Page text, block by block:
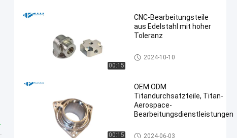
00:15
CNC-Bearbeitungsteile
aus Edelstahl mit hoher
Toleranz
Bearbeitungsdienstleistungen
Edelstahl CNC
2024-10-10
00:15
OEM ODM
Titandurchsatzteile, Titan-
Aerospace-
Bearbeitungsdienstleistungen
Titancnc-maschinelle Bearbeitung
2024-06-03